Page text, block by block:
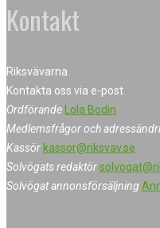
Kontakt
Riksvävarna
Kontakta oss via e-post
Ordförande
Lola Bodin
Medlemsfrågor och
Kassör kassor@riksvav.se
Solvögats redaktör
Solvögat annonsförsäljning